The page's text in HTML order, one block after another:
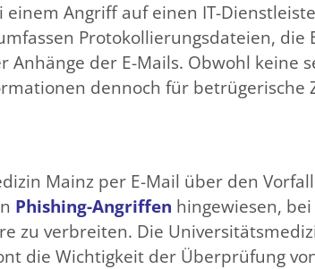
Angriff auf einen IT-
Protokollierungsdateien, die
der E-Mails​​​​. Obwohl keine
dennoch für betrügerische
Mainz per E-Mail über den
Phishing-Angriffen hingewiesen,
zu verbreiten. Die
die Wichtigkeit der Überprüfung